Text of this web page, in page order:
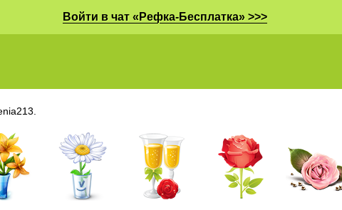
Войти в чат «Рефка-Бесплатка» >>>